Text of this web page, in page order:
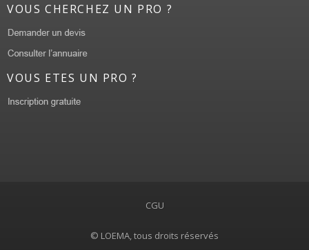
VOUS CHERCHEZ UN PRO ?
VOUS ETES UN PRO ?
CGU
© LOEMA, tous droits réservés